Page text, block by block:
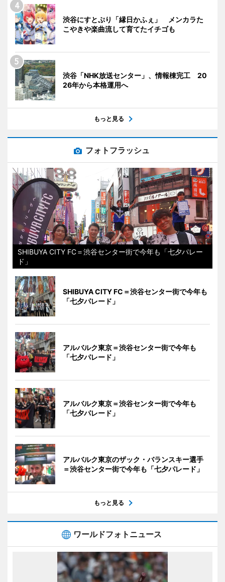
渋谷にすとぷり「縁日かふぇ」 メンカラた
こやきや楽曲流して育てたイチゴも
渋谷「NHK放送センター」、情報棟完工 20
26年から本格運用へ
もっと見る
フォトフラッシュ
SHIBUYA CITY FC＝渋谷センター街で今年も「七夕パレー
ド」
SHIBUYA CITY FC＝渋谷センター街で今年も
「七夕パレード」
アルバルク東京＝渋谷センター街で今年も
「七夕パレード」
アルバルク東京＝渋谷センター街で今年も
「七夕パレード」
アルバルク東京のザック・バランスキー選手
＝渋谷センター街で今年も「七夕パレード」
もっと見る
ワールドフォトニュース